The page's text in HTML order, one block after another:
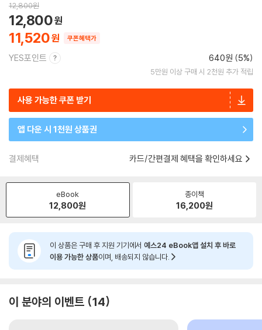
12,800원
11,520
12,800
쿠폰혜택가
YES포인트 640원 (5%)
5만원 이상 구매 시 2천원 추가 적립
사용 가능한 쿠폰 받기
앱 다운 시 1천원 상품권
결제혜택 카드/간편결제 혜택을 확인하세요
eBook
12,800원
종이책
16,200원
이 상품은 구매 후 지원 기기에서 예스24 eBook앱 설치 후 바로
이용 가능한 상품이며, 배송되지 않습니다.
이 분야의 이벤트 14